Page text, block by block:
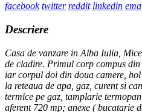
facebook twitter reddit linkedin
Descriere
Casa de vanzare in Alba Iulia,
de cladire. Primul corp compus
iar corpul doi din doua camere,
la reteaua de apa, gaz, curent si
termice pe gaz, tamplarie
aferent 720 mp; anexe ( bucatarie